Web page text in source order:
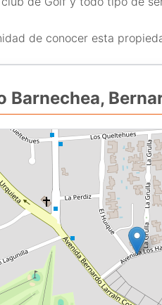
de conocer esta
Barnechea,